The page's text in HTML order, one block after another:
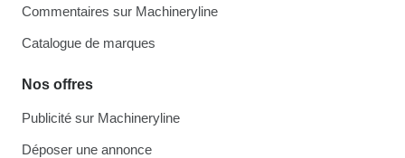
Commentaires sur Machineryline
Catalogue de marques
Nos offres
Publicité sur Machineryline
Déposer une annonce